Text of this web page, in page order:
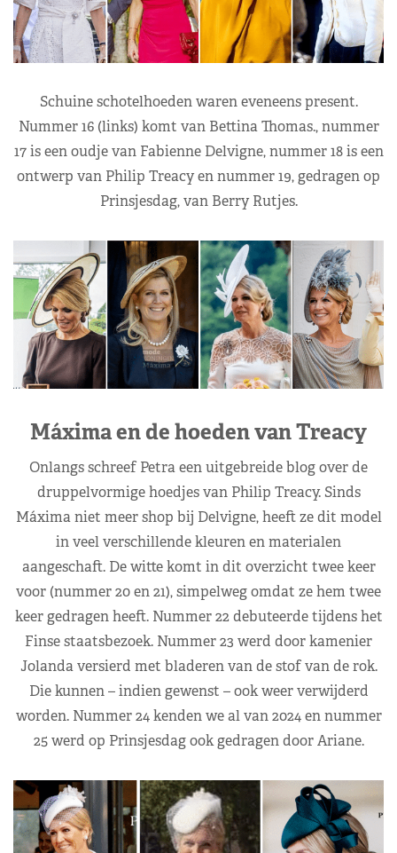
Schuine schotelhoeden waren eveneens present.
Nummer 16 (links) komt van Bettina Thomas., nummer
17 is een oudje van Fabienne Delvigne, nummer 18 is een
ontwerp van Philip Treacy en nummer 19, gedragen op
Prinsjesdag, van Berry Rutjes.
Máxima en de hoeden van Treacy
Onlangs schreef Petra een uitgebreide blog over de
druppelvormige hoedjes van Philip Treacy. Sinds
Máxima niet meer shop bij Delvigne, heeft ze dit model
in veel verschillende kleuren en materialen
aangeschaft. De witte komt in dit overzicht twee keer
voor (nummer 20 en 21), simpelweg omdat ze hem twee
keer gedragen heeft. Nummer 22 debuteerde tijdens het
Finse staatsbezoek. Nummer 23 werd door kamenier
Jolanda versierd met bladeren van de stof van de rok.
Die kunnen – indien gewenst – ook weer verwijderd
worden. Nummer 24 kenden we al van 2024 en nummer
25 werd op Prinsjesdag ook gedragen door Ariane.